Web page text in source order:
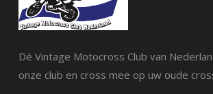
Dé Vintage Motocross Club van
onze club en cross mee op uw oude